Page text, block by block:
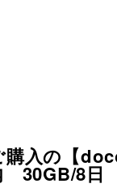
入の【
30GB/8日